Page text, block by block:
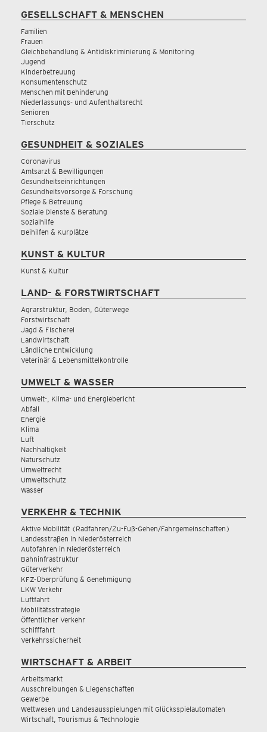
GESELLSCHAFT & MENSCHEN
Familien
Frauen
Gleichbehandlung & Antidiskriminierung & Monitoring
Jugend
Kinderbetreuung
Konsumentenschutz
Menschen mit Behinderung
Niederlassungs- und Aufenthaltsrecht
Senioren
Tierschutz
GESUNDHEIT & SOZIALES
Coronavirus
Amtsarzt & Bewilligungen
Gesundheitseinrichtungen
Gesundheitsvorsorge & Forschung
Pflege & Betreuung
Soziale Dienste & Beratung
Sozialhilfe
Beihilfen & Kurplätze
KUNST & KULTUR
Kunst & Kultur
LAND- & FORSTWIRTSCHAFT
Agrarstruktur, Boden, Güterwege
Forstwirtschaft
Jagd & Fischerei
Landwirtschaft
Ländliche Entwicklung
Veterinär & Lebensmittelkontrolle
UMWELT & WASSER
Umwelt-, Klima- und Energiebericht
Abfall
Energie
Klima
Luft
Nachhaltigkeit
Naturschutz
Umweltrecht
Umweltschutz
Wasser
VERKEHR & TECHNIK
Aktive Mobilität (Radfahren/Zu-Fuß-Gehen/Fahrgemeinschaften)
Landesstraßen in Niederösterreich
Autofahren in Niederösterreich
Bahninfrastruktur
Güterverkehr
KFZ-Überprüfung & Genehmigung
LKW Verkehr
Luftfahrt
Mobilitätsstrategie
Öffentlicher Verkehr
Schifffahrt
Verkehrssicherheit
WIRTSCHAFT & ARBEIT
Arbeitsmarkt
Ausschreibungen & Liegenschaften
Gewerbe
Wettwesen und Landesausspielungen mit Glücksspielautomaten
Wirtschaft, Tourismus & Technologie